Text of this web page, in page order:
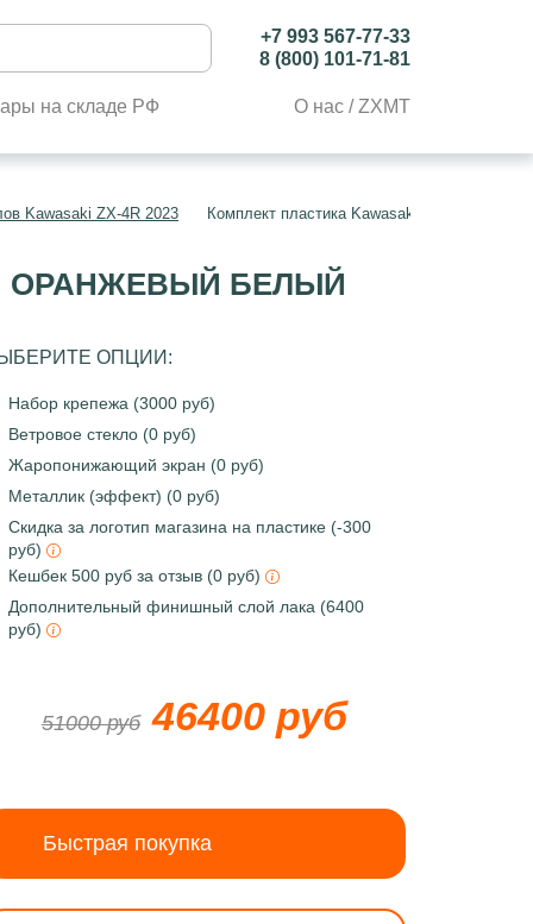
+7 993 567-77-33
8 (800) 101-71-81
на складе РФ О нас / ZXMT
Kawasaki ZX-4R 2023 Комплект пластика Kawasaki Ninja ZX-4R
ОРАНЖЕВЫЙ БЕЛЫЙ
ОПЦИИ:
Набор крепежа (3000 руб)
Ветровое стекло (0 руб)
Жаропонижающий экран (0 руб)
Металлик (эффект) (0 руб)
Скидка за логотип магазина на пластике (-300
руб)
Кешбек 500 руб за отзыв (0 руб)
Дополнительный финишный слой лака (6400
руб)
51000 руб 46400 руб
Быстрая покупка